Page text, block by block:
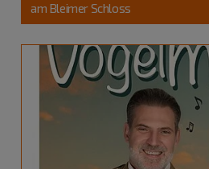
am Bleimer Schloss